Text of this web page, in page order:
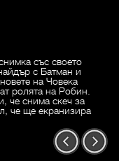
със своето
с Батман и
на Човека
ролята на Робин.
че снима скеч за
че ще екранизира